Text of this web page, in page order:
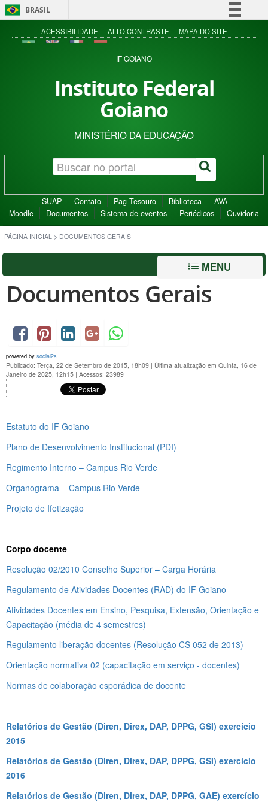
BRASIL
Simplifique!
Acesso à informação
ACESSIBILIDADE ALTO CONTRASTE MAPA DO SITE
IF GOIANO
Instituto Federal
Goiano
MINISTÉRIO DA EDUCAÇÃO
SUAP Contato Pag Tesouro Biblioteca
AVA -
Moodle
Documentos Sistema de eventos Periódicos Ouvidoria
PÁGINA INICIAL > DOCUMENTOS GERAIS
MENU
Documentos Gerais
powered by social2s
Publicado: Terça, 22 de Setembro de 2015, 18h09 | Última atualização em Quinta, 16 de
Janeiro de 2025, 12h15 | Acessos: 23989
Estatuto do IF Goiano
Plano de Desenvolvimento Institucional (PDI)
Regimento Interno – Campus Rio Verde
Organograma – Campus Rio Verde
Projeto de Ifetização
Corpo docente
Resolução 02/2010 Conselho Superior – Carga Horária
Regulamento de Atividades Docentes (RAD) do IF Goiano
Atividades Docentes em Ensino, Pesquisa, Extensão, Orientação e
Capacitação (média de 4 semestres)
Regulamento liberação docentes (Resolução CS 052 de 2013)
Orientação normativa 02 (capacitação em serviço - docentes)
Normas de colaboração esporádica de docente
Relatórios de Gestão (Diren, Direx, DAP, DPPG, GSI) exercício
2015
Relatórios de Gestão (Diren, Direx, DAP, DPPG, GSI) exercício
2016
Relatórios de Gestão (Diren, Direx, DAP, DPPG, GAE) exercício